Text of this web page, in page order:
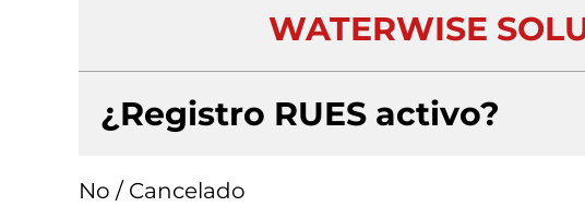
WATERWISE
¿Registro RUES activo?
No / Cancelado